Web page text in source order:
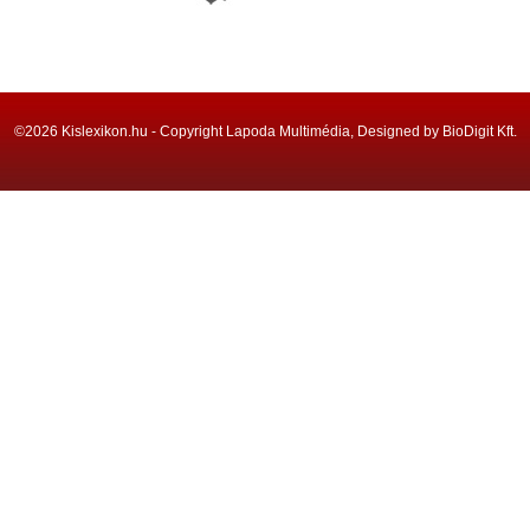
©2026 Kislexikon.hu - Copyright Lapoda Multimédia, Designed by BioDigit Kft.